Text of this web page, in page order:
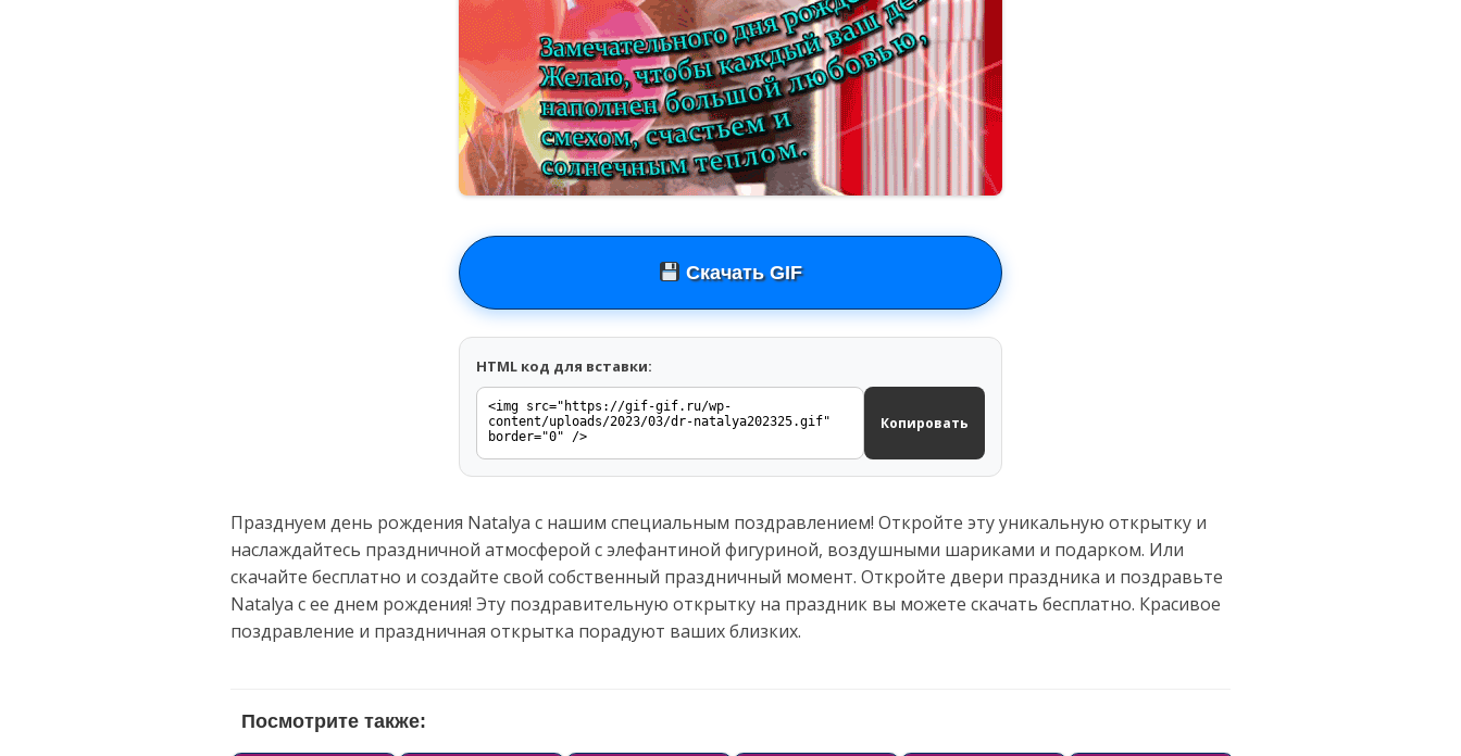
Скачать GIF
HTML код для вставки:
Копировать
Празднуем день рождения Natalya с нашим специальным поздравлением! Откройте эту уникальную открытку и
наслаждайтесь праздничной атмосферой с элефантиной фигуриной, воздушными шариками и подарком. Или
скачайте бесплатно и создайте свой собственный праздничный момент. Откройте двери праздника и поздравьте
Natalya с ее днем рождения! Эту поздравительную открытку на праздник вы можете скачать бесплатно. Красивое
поздравление и праздничная открытка порадуют ваших близких.
Посмотрите также: